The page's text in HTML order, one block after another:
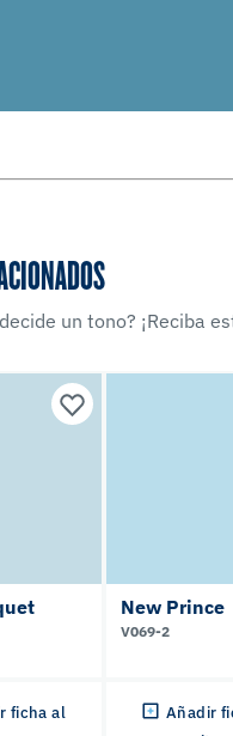
un tono? ¡Reciba
ficha al
New Prince
V069-2
Añadir